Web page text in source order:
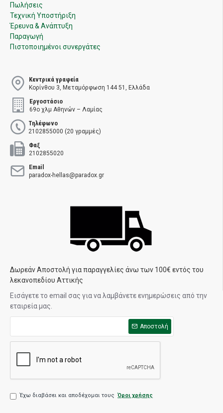
Πωλήσεις
Τεχνική Υποστήριξη
Έρευνα & Ανάπτυξη
Παραγωγή
Πιστοποιημένοι συνεργάτες
Κεντρικά γραφεία
Κορίνθου 3, Μεταμόρφωση 144 51, Ελλάδα
Εργοστάσιο
69ο χλμ Αθηνών – Λαμίας
Τηλέφωνο
2102855000 (20 γραμμές)
Φαξ
2102855020
Email
paradox-hellas@paradox.gr
Δωρεάν Αποστολή για παραγγελίες άνω των 100€ εντός του
λεκανοπεδίου Αττικής
Εισάγετε το email σας για να λαμβάνετε ενημερώσεις από την
εταιρεία μας.
Αποστολή
Έχω διαβάσει και αποδέχομαι τους Όροι χρήσης